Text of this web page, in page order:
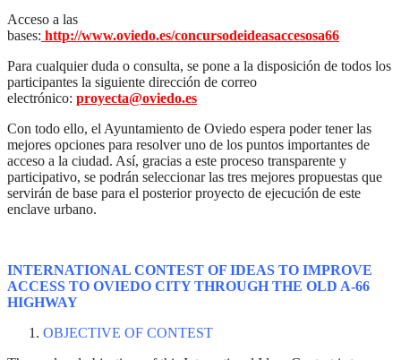
Acceso a las
bases: http://www.oviedo.es/concursodeideasaccesosa66
Para cualquier duda o consulta, se pone a la disposición de todos los
participantes la siguiente dirección de correo
electrónico: proyecta@oviedo.es
Con todo ello, el Ayuntamiento de Oviedo espera poder tener las
mejores opciones para resolver uno de los puntos importantes de
acceso a la ciudad. Así, gracias a este proceso transparente y
participativo, se podrán seleccionar las tres mejores propuestas que
servirán de base para el posterior proyecto de ejecución de este
enclave urbano.
INTERNATIONAL CONTEST OF IDEAS TO IMPROVE
ACCESS TO OVIEDO CITY THROUGH THE OLD A-66
HIGHWAY
OBJECTIVE OF CONTEST